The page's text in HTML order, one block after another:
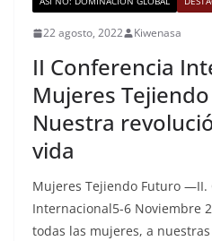
22 agosto, 2022 Kiwenasa
II Conferencia
Mujeres
Nuestra
vida
Mujeres Tejiendo Futuro —II.
Internacional5-6 Noviembre
todas las mujeres, a